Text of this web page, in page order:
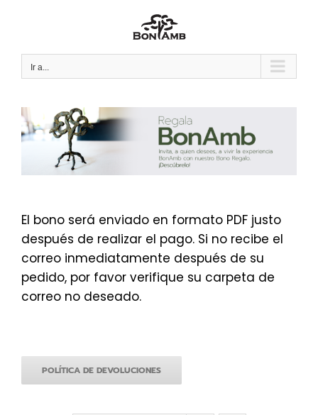
Ir a...
El bono será enviado en formato PDF justo
después de realizar el pago. Si no recibe el
correo inmediatamente después de su
pedido, por favor verifique su carpeta de
correo no deseado.
POLÍTICA DE DEVOLUCIONES